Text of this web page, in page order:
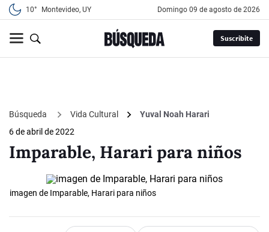
10° Montevideo, UY domingo 09 de agosto de 2026
Suscribite
Búsqueda Vida Cultural
Yuval Noah Harari
6 de abril de 2022
Imparable, Harari para niños
imagen de Imparable, Harari para niños